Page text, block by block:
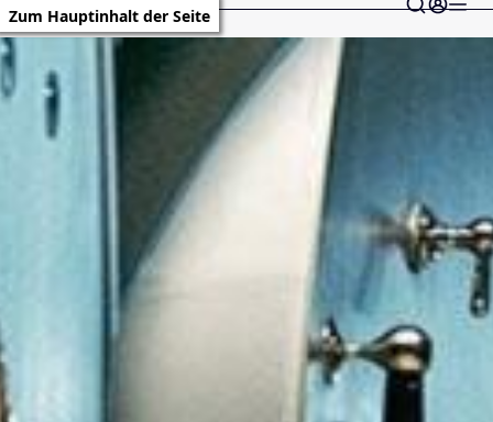
Zum Hauptinhalt der Seite